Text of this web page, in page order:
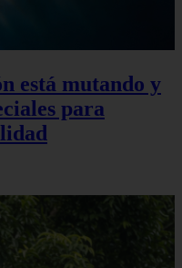
está mutando y
para